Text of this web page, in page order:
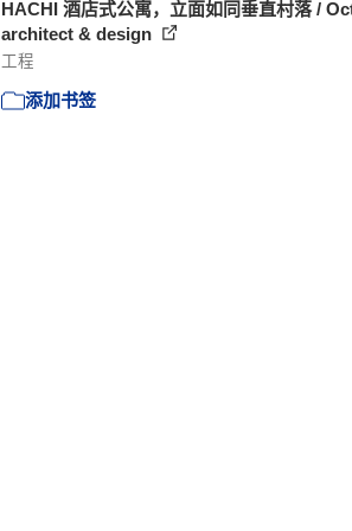
HACHI 酒店式公寓，立面如同垂直村落 /
architect & design
工程
添加书签